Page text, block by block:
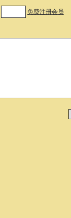
免费注册会员